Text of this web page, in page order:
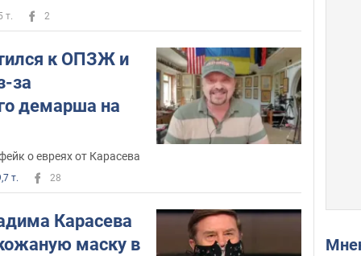
т. 2
к ОПЗЖ и
за
демарша на
о евреях от Карасева
т. 28
Карасева
маску в